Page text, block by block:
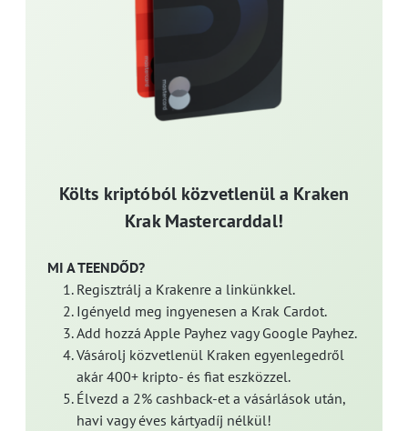
Költs kriptóból közvetlenül a Kraken
Krak Mastercarddal!
MI A TEENDŐD?
Regisztrálj a Krakenre a linkünkkel.
Igényeld meg ingyenesen a Krak Cardot.
Add hozzá Apple Payhez vagy Google Payhez.
Vásárolj közvetlenül Kraken egyenlegedről
akár 400+ kripto- és fiat eszközzel.
Élvezd a 2% cashback-et a vásárlások után,
havi vagy éves kártyadíj nélkül!